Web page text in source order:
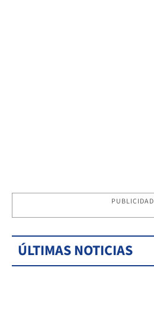
PUBLICIDAD
ÚLTIMAS NOTICIAS